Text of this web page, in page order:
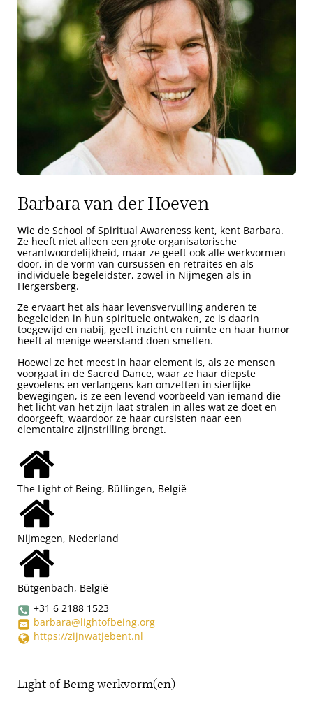
Barbara van der Hoeven
Wie de School of Spiritual Awareness kent, kent Barbara.
Ze heeft niet alleen een grote organisatorische
verantwoordelijkheid, maar ze geeft ook alle werkvormen
door, in de vorm van cursussen en retraites en als
individuele begeleidster, zowel in Nijmegen als in
Hergersberg.
Ze ervaart het als haar levensvervulling anderen te
begeleiden in hun spirituele ontwaken, ze is daarin
toegewijd en nabij, geeft inzicht en ruimte en haar humor
heeft al menige weerstand doen smelten.
Hoewel ze het meest in haar element is, als ze mensen
voorgaat in de Sacred Dance, waar ze haar diepste
gevoelens en verlangens kan omzetten in sierlijke
bewegingen, is ze een levend voorbeeld van iemand die
het licht van het zijn laat stralen in alles wat ze doet en
doorgeeft, waardoor ze haar cursisten naar een
elementaire zijnstrilling brengt.
The Light of Being, Büllingen, België
Nijmegen, Nederland
Bütgenbach, België
+31 6 2188 1523
barbara@lightofbeing.org
https://zijnwatjebent.nl
Light of Being werkvorm(en)